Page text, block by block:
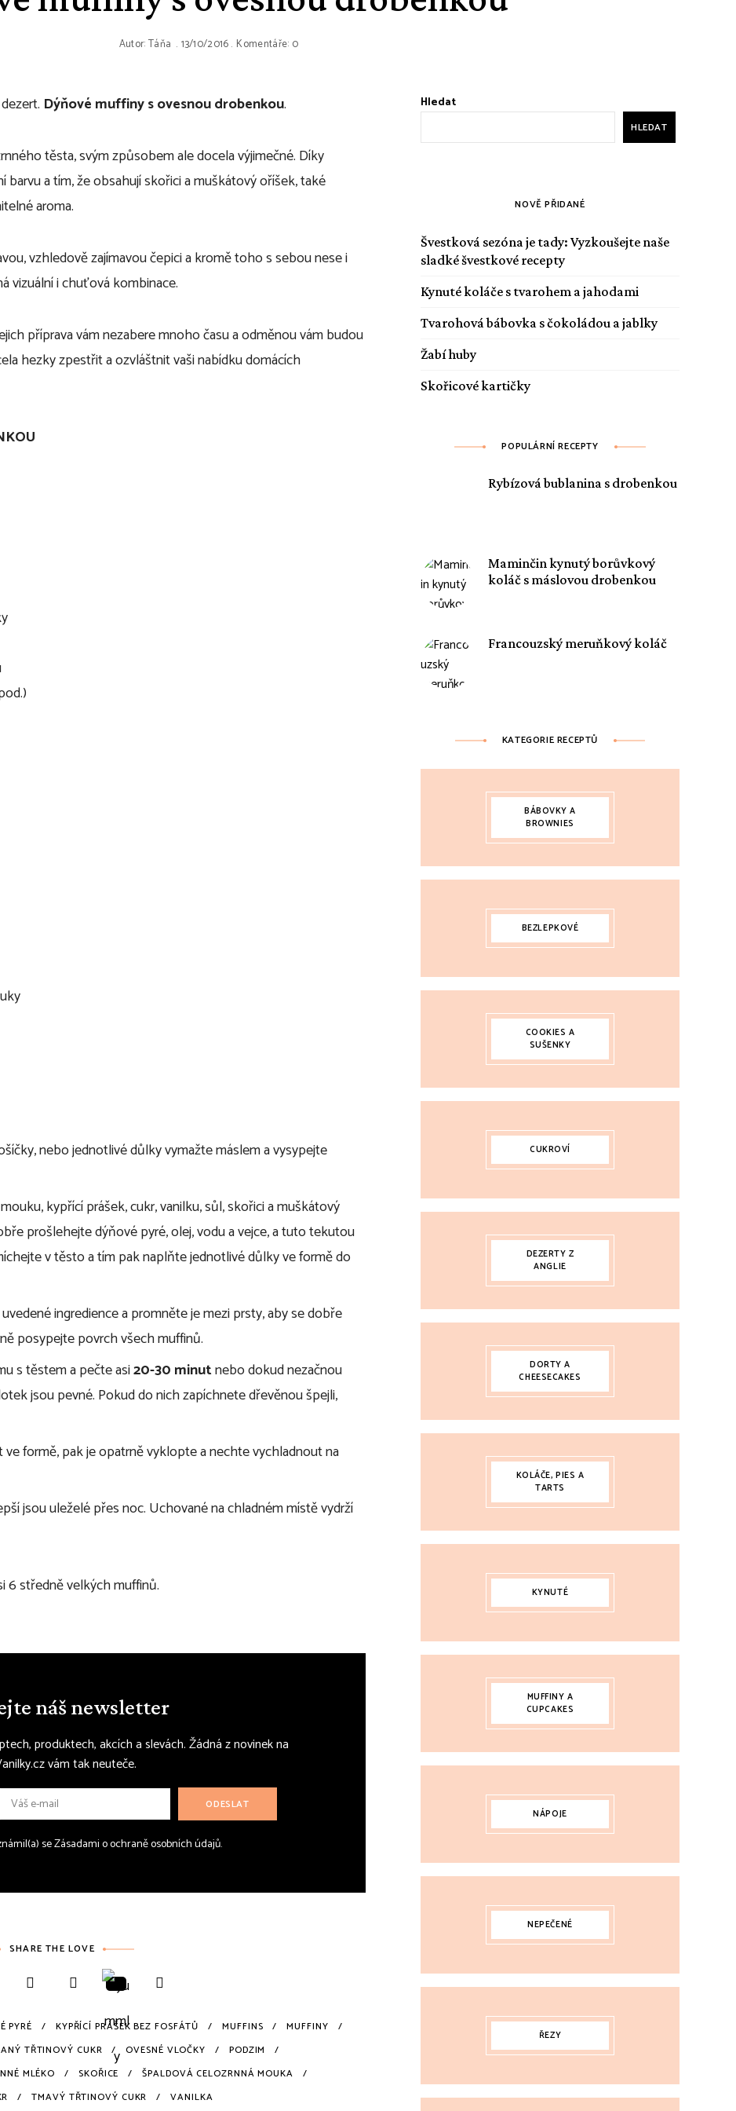
Autor:Táňa 13/10/2016 Komentáře: 0
Dýňové muffiny s ovesnou drobenkou.
těsta, svým způsobem ale docela výjimečné. Díky
barvu a tím, že obsahují skořici a muškátový oříšek, také
aroma.
vzhledově zajímavou čepici a kromě toho s sebou nese i
vizuální i chuťová kombinace.
příprava vám nezabere mnoho času a odměnou vám budou
hezky zpestřit a ozvláštnit vaši nabídku domácích
nebo jednotlivé důlky vymažte máslem a vysypejte
kypřící prášek, cukr, vanilku, sůl, skořici a muškátový
prošlehejte dýňové pyré, olej, vodu a vejce, a tuto tekutou
v těsto a tím pak naplňte jednotlivé důlky ve formě do
ingredience a promněte je mezi prsty, aby se dobře
posypejte povrch všech muffinů.
s těstem a pečte asi20-30 minutnebo dokud nezačnou
jsou pevné. Pokud do nich zapíchnete dřevěnou špejli,
formě, pak je opatrně vyklopte a nechte vychladnout na
jsou uleželé přes noc. Uchované na chladném místě vydrží
6 středně velkých muffinů.
náš newsletter
produktech, akcích a slevách. Žádná z novinek na
vám tak neuteče.
se Zásadami o ochraně osobních údajů.
SHARE THE LOVE
PYRÉ KYPŘÍCÍ PRÁŠEK BEZ FOSFÁTŮ MUFFINS
MUFFINY
TŘTINOVÝ CUKR OVESNÉ VLOČKY
PODZIM
MLÉKO SKOŘICE
ŠPALDOVÁ CELOZRNNÁ MOUKA
TMAVÝ TŘTINOVÝ CUKR VANILKA
Hledat
HLEDAT
NOVĚ PŘIDANÉ
Švestková sezóna je tady: Vyzkoušejte naše
sladké švestkové recepty
Kynuté koláče s tvarohem a jahodami
Tvarohová bábovka s čokoládou a jablky
Žabí huby
Skořicové kartičky
POPULÁRNÍ RECEPTY
Rybízová bublanina s drobenkou
Maminčin kynutý borůvkový
koláč s máslovou drobenkou
Francouzský meruňkový koláč
KATEGORIE RECEPTŮ
BÁBOVKY A
BROWNIES
BEZLEPKOVÉ
COOKIES A
SUŠENKY
CUKROVÍ
DEZERTY Z
ANGLIE
DORTY A
CHEESECAKES
KOLÁČE, PIES A
TARTS
KYNUTÉ
MUFFINY A
CUPCAKES
NÁPOJE
NEPEČENÉ
ŘEZY